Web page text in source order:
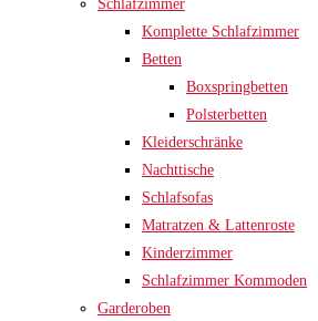
Schlafzimmer
Komplette Schlafzimmer
Betten
Boxspringbetten
Polsterbetten
Kleiderschränke
Nachttische
Schlafsofas
Matratzen & Lattenroste
Kinderzimmer
Schlafzimmer Kommoden
Garderoben